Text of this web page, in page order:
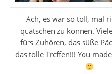
Ach, es war so toll, mal
quatschen zu können.
fürs Zuhören, das süße
das tolle Treffen!!! You